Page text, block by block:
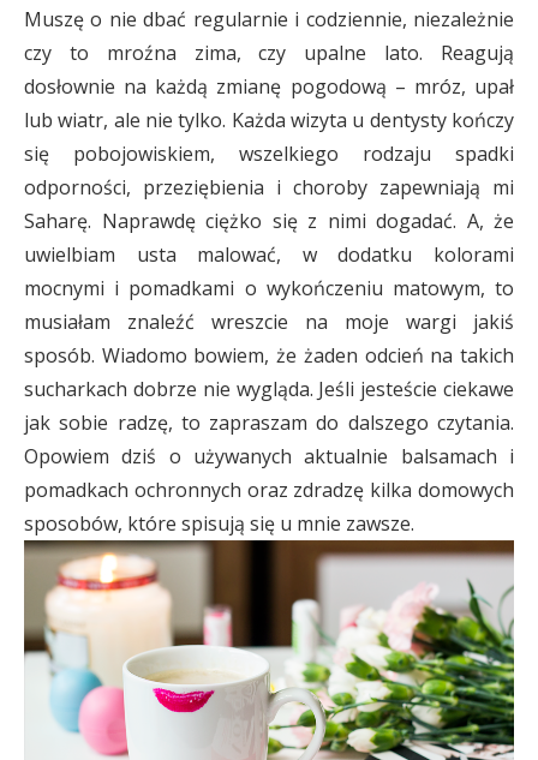
Muszę o nie dbać regularnie i codziennie, niezależnie
czy to mroźna zima, czy upalne lato. Reagują
dosłownie na każdą zmianę pogodową – mróz, upał
lub wiatr, ale nie tylko. Każda wizyta u dentysty kończy
się pobojowiskiem, wszelkiego rodzaju spadki
odporności, przeziębienia i choroby zapewniają mi
Saharę. Naprawdę ciężko się z nimi dogadać. A, że
uwielbiam usta malować, w dodatku kolorami
mocnymi i pomadkami o wykończeniu matowym, to
musiałam znaleźć wreszcie na moje wargi jakiś
sposób. Wiadomo bowiem, że żaden odcień na takich
sucharkach dobrze nie wygląda. Jeśli jesteście ciekawe
jak sobie radzę, to zapraszam do dalszego czytania.
Opowiem dziś o używanych aktualnie balsamach i
pomadkach ochronnych oraz zdradzę kilka domowych
sposobów, które spisują się u mnie zawsze.